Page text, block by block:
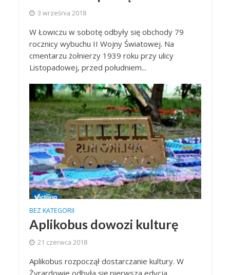
3 września 2018
W Łowiczu w sobotę odbyły się obchody 79
rocznicy wybuchu II Wojny Światowej. Na
cmentarzu żołnierzy 1939 roku przy ulicy
Listopadowej, przed południem...
BEZ KATEGORII
Aplikobus dowozi kulturę
21 czerwca 2018
Aplikobus rozpoczął dostarczanie kultury. W
Żyrardowie odbyła się pierwsza edycja